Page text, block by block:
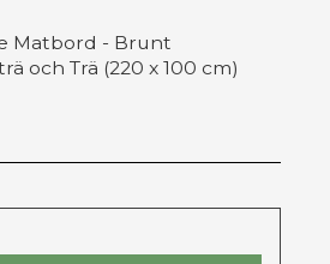
Matbord - Brunt
och Trä (220 x 100 cm)